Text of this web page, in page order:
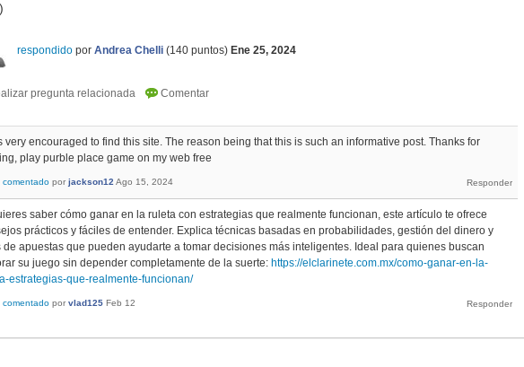
respondido por Andrea Chelli (140 puntos) Ene 25, 2024
very encouraged to find this site. The reason being that this is such an informative post. Thanks for
play purble place game on my web free
comentado por jackson12 Ago 15, 2024
saber cómo ganar en la ruleta con estrategias que realmente funcionan, este artículo te ofrece
prácticos y fáciles de entender. Explica técnicas basadas en probabilidades, gestión del dinero y
de apuestas que pueden ayudarte a tomar decisiones más inteligentes. Ideal para quienes buscan
su juego sin depender completamente de la suerte: https://elclarinete.com.mx/como-ganar-en-la-
estrategias-que-realmente-funcionan/
comentado por vlad125 Feb 12